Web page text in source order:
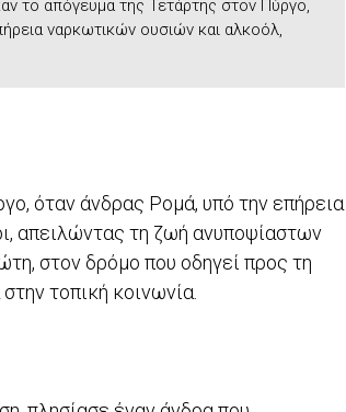
το απόγευμα της Τετάρτης στον Πύργο,
ναρκωτικών ουσιών και αλκοόλ,
όταν άνδρας Ρομά, υπό την επήρεια
απειλώντας τη ζωή ανυποψίαστων
στον δρόμο που οδηγεί προς τη
τοπική κοινωνία.